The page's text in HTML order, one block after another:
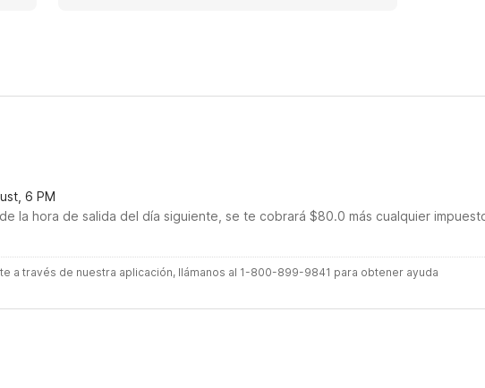
6 PM
la hora de salida del día siguiente, se te cobrará $80.0 más cualquier
a través de nuestra aplicación, llámanos al 1-800-899-9841 para obtener ayuda